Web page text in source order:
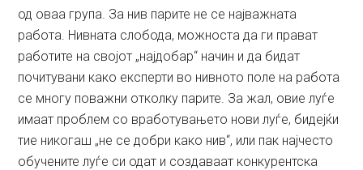
од оваа група. За нив парите не се најважната
работа. Нивната слобода, можноста да ги прават
работите на својот „најдобар“ начин и да бидат
почитувани како експерти во нивното поле на работа
се многу поважни отколку парите. За жал, овие луѓе
имаат проблем со вработувањето нови луѓе, бидејќи
тие никогаш „не се добри како нив“, или пак најчесто
обучените луѓе си одат и создаваат конкурентска